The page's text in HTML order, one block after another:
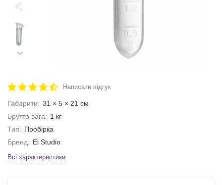
Написати відгук
Габарити: 31 × 5 × 21 см
Брутто вага: 1 кг
Тип: Пробірка
Бренд: El Studio
Всі характеристики